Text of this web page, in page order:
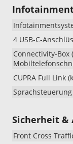
4 USB-C-
Connectivity-
CUPRA Full Link
Sprachsteuerung
Sicherheit &
Front Cross